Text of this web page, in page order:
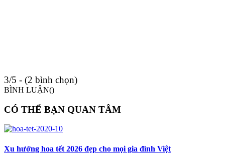
3/5 - (2 bình chọn)
BÌNH LUẬN()
CÓ THỂ BẠN QUAN TÂM
Xu hướng hoa tết 2026 đẹp cho mọi gia đình Việt